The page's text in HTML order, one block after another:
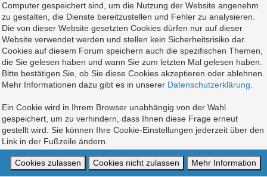
Computer gespeichert sind, um die Nutzung der Website angenehm
zu gestalten, die Dienste bereitzustellen und Fehler zu analysieren.
Die von dieser Website gesetzten Cookies dürfen nur auf dieser
Website verwendet werden und stellen kein Sicherheitsrisiko dar.
Cookies auf diesem Forum speichern auch die spezifischen Themen,
die Sie gelesen haben und wann Sie zum letzten Mal gelesen haben.
Bitte bestätigen Sie, ob Sie diese Cookies akzeptieren oder ablehnen.
Mehr Informationen dazu gibt es in unserer Datenschutzerklärung
Ein Cookie wird in Ihrem Browser unabhängig von der Wahl
gespeichert, um zu verhindern, dass Ihnen diese Frage erneut
gestellt wird. Sie können Ihre Cookie-Einstellungen jederzeit über den
Link in der Fußzeile ändern.